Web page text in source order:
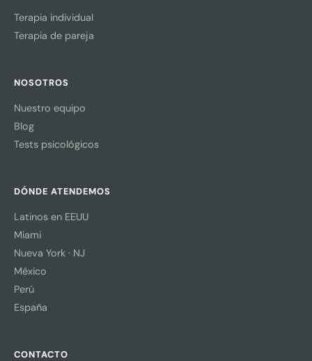
Terapia individual
Terapia de pareja
NOSOTROS
Nuestro equipo
Blog
Tests psicológicos
DÓNDE ATENDEMOS
Latinos en EEUU
Miami
Nueva York · NJ
México
Perú
España
CONTACTO